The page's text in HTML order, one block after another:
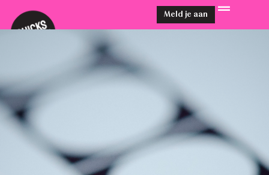
Meld je aan